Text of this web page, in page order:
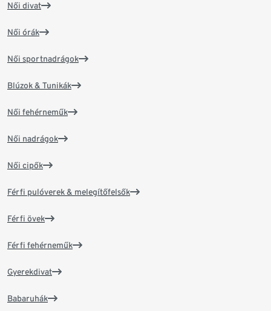
Női divat
Női órák
Női sportnadrágok
Blúzok & Tunikák
Női fehérneműk
Női nadrágok
Női cipők
Férfi pulóverek & melegítőfelsők
Férfi övek
Férfi fehérneműk
Gyerekdivat
Babaruhák